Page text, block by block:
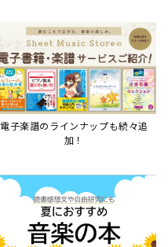
電子楽譜のラインナップも続々追
加！